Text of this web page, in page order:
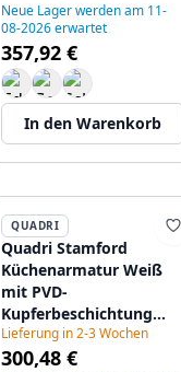
gefiltertes Wasser
1208967670
Neue Lager werden am 11-
08-2026 erwartet
357,92 €
In den Warenkorb
QUADRI
Quadri Stamford
Küchenarmatur Weiß
mit PVD-
Kupferbeschichtung
und herausziehbarem
Auslauf 1208967687
Lieferung in 2-3 Wochen
300,48 €